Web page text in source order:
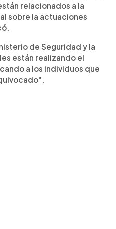
relacionados a la
sobre la actuaciones
de Seguridad y la
están realizando el
a los individuos que